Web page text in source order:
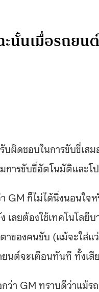
ะนั้นเมื่อรถย
บผิดชอบในการขับขี่เส
การขับขี่อัตโนมัติและโ
GM ก็ไม่ได้นิ่งนอนใจ
เลยต้องใช้เทคโนโลยี
าของคนขับ (แม้จะใส่
ยนต์จะเตือนทันที ทั้งเ
ว่า GM ทราบดีว่าแม้